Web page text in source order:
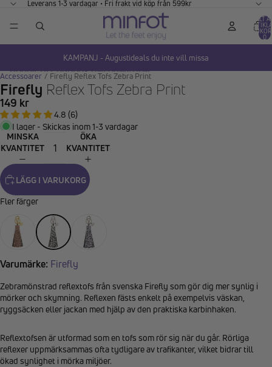
Leverans 1-3 vardagar • Fri frakt vid köp från 599kr
TOTALT
0
KAMPANJ - Augustideals du inte vill missa
HOPPA TILL PRODUKTINFORMATION
Accessoarer / Firefly Reflex Tofs Zebra Print
Firefly Reflex Tofs Zebra Print
149 kr
4.8 (6)
I lager - Skickas inom 1-3 vardagar
MINSKA
KVANTITET
ÖKA
KVANTITET
LÄGG I VARUKORG
Fler färger
Varumärke: Firefly
Zebramönstrad reflextofs från svenska Firefly som gör dig mer synlig i
mörker och skymning. Reflexen fästs enkelt på exempelvis väskan,
ryggsäcken eller jackan med hjälp av den praktiska karbinhaken.
Reflextofsen är utformad som en tofs som rör sig när du går. Rörliga
reflexer uppmärksammas ofta tydligare av trafikanter, vilket bidrar till
ökad synlighet i mörka miljöer.